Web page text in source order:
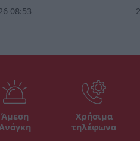
08:53
Άμεση
Χρήσιμα
τηλέφωνα